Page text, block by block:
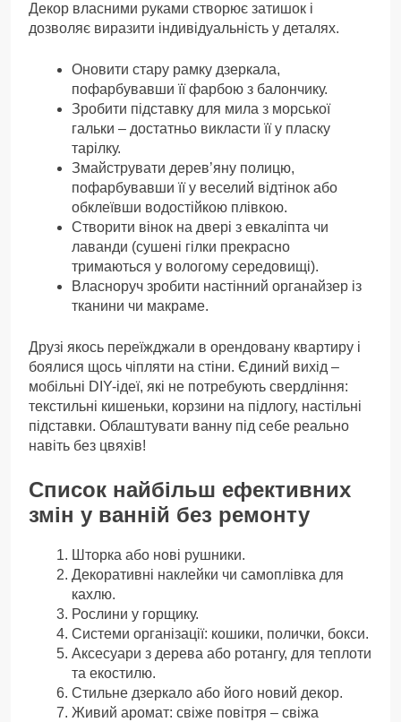
Декор власними руками створює затишок і
дозволяє виразити індивідуальність у деталях.
Оновити стару рамку дзеркала,
пофарбувавши її фарбою з балончику.
Зробити підставку для мила з морської
гальки – достатньо викласти її у пласку
тарілку.
Змайструвати дерев’яну полицю,
пофарбувавши її у веселий відтінок або
обклеївши водостійкою плівкою.
Створити вінок на двері з евкаліпта чи
лаванди (сушені гілки прекрасно
тримаються у вологому середовищі).
Власноруч зробити настінний органайзер із
тканини чи макраме.
Друзі якось переїжджали в орендовану квартиру і
боялися щось чіпляти на стіни. Єдиний вихід –
мобільні DIY-ідеї, які не потребують свердління:
текстильні кишеньки, корзини на підлогу, настільні
підставки. Облаштувати ванну під себе реально
навіть без цвяхів!
Список найбільш ефективних
змін у ванній без ремонту
Шторка або нові рушники.
Декоративні наклейки чи самоплівка для
кахлю.
Рослини у горщику.
Системи організації: кошики, полички, бокси.
Аксесуари з дерева або ротангу, для теплоти
та екостилю.
Стильне дзеркало або його новий декор.
Живий аромат: свіже повітря – свіжа